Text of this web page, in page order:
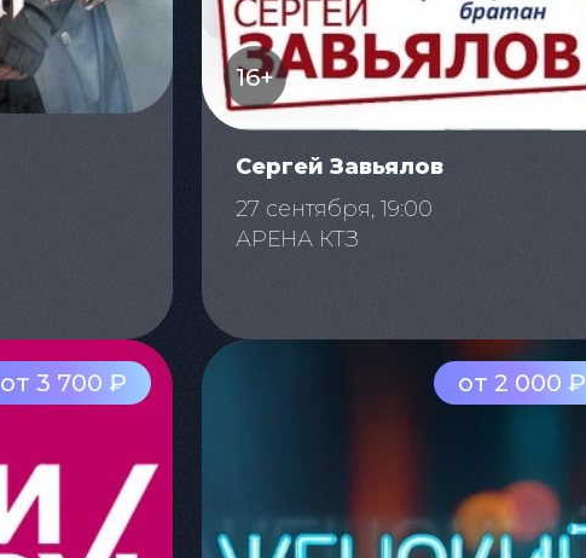
16+
Сергей Завьялов
27 сентября, 19:00
АРЕНА КТЗ
от 3 700 ₽ от 2 000 ₽